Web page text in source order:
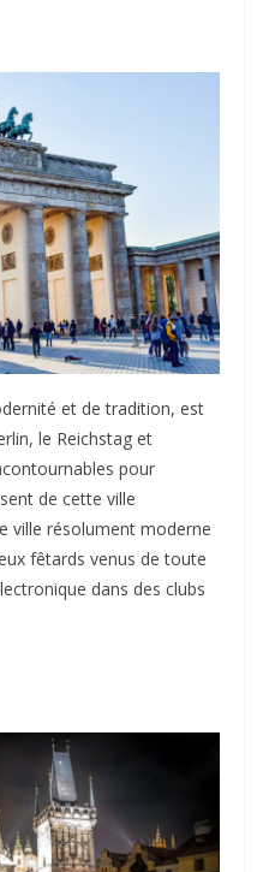
et de tradition, est
le Reichstag et
pour
de cette ville
ville résolument moderne
fêtards venus de toute
dans des clubs